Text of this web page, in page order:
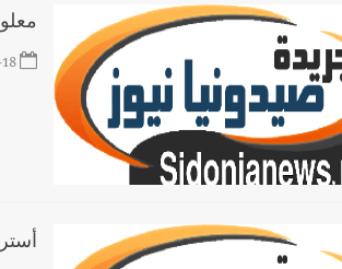
لبنان راتب النائب من 3 آلاف إلى 5 آلاف دولار شهرياً... فكيف أقرّت الزيادة؟
لبنان مواجهة مؤجّلة لنزاع طويل
هذه المعاناة التي تمزق القلوب والضمائر؟